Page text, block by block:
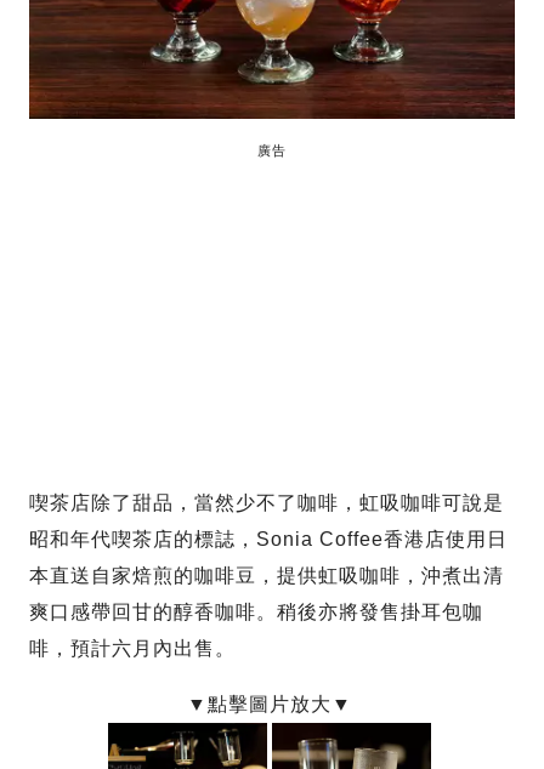
廣告
喫茶店除了甜品，當然少不了咖啡，虹吸咖啡可說是
昭和年代喫茶店的標誌，Sonia Coffee香港店使用日
本直送自家焙煎的咖啡豆，提供虹吸咖啡，沖煮出清
爽口感帶回甘的醇香咖啡。稍後亦將發售掛耳包咖
啡，預計六月內出售。